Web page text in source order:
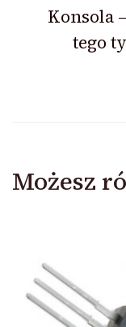
Konsola
tego
Możesz